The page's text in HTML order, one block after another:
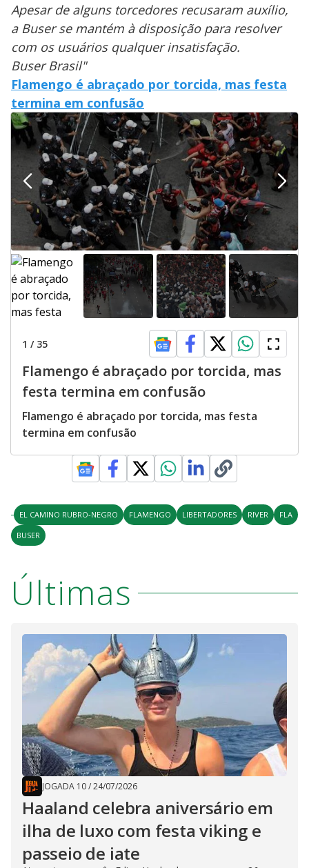
e
o
Apesar de alguns torcedores recusaram auxílio,
a Buser se mantém à disposição para resolver
com os usuários qualquer insatisfação.
Buser Brasil"
Flamengo é abraçado por torcida, mas festa
termina em confusão
1 / 35
Flamengo é abraçado por torcida, mas
festa termina em confusão
Flamengo é abraçado por torcida, mas festa
termina em confusão
EL CAMINO RUBRO-NEGRO FLAMENGO LIBERTADORES RIVER
FLA
BUSER
Últimas
JOGADA 10/24/07/2026
Haaland celebra aniversário em
ilha de luxo com festa viking e
passeio de iate